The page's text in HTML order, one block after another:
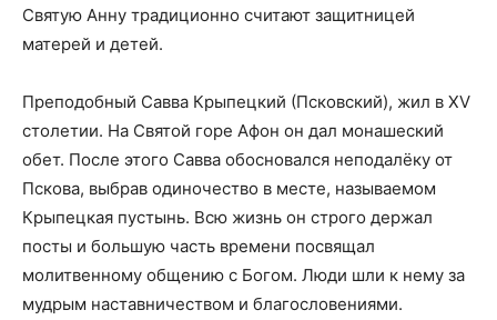
Святую Анну традиционно считают защитницей
матерей и детей.
Преподобный Савва Крыпецкий (Псковский), жил в XV
столетии. На Святой горе Афон он дал монашеский
обет. После этого Савва обосновался неподалёку от
Пскова, выбрав одиночество в месте, называемом
Крыпецкая пустынь. Всю жизнь он строго держал
посты и большую часть времени посвящал
молитвенному общению с Богом. Люди шли к нему за
мудрым наставничеством и благословениями.